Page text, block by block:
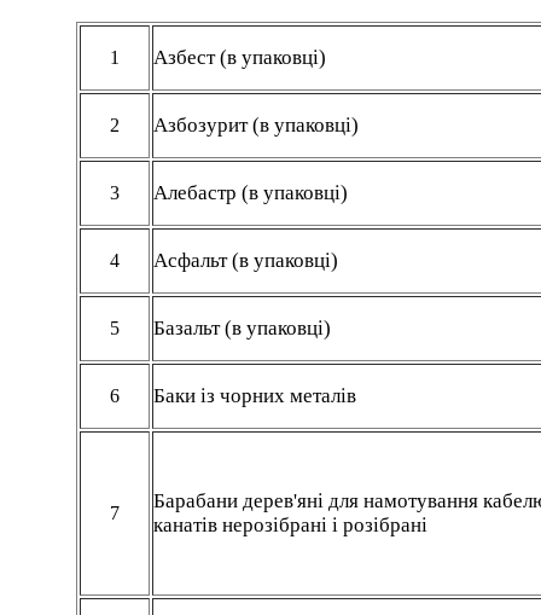
1 Азбест (в упаковці)
2 Азбозурит (в упаковці)
3 Алебастр (в упаковці)
4 Асфальт (в упаковці)
5 Базальт (в упаковці)
6 Баки із чорних металів
7
Барабани дерев'яні для намотування
канатів нерозібрані і розібрані